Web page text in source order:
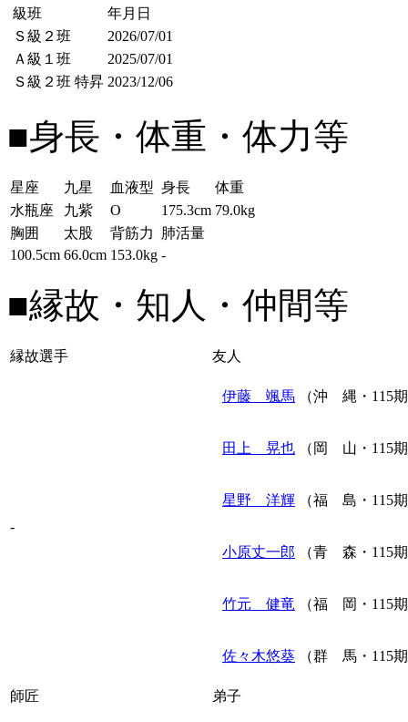
級班
年月日
Ｓ級２班
2026/07/01
Ａ級１班
2025/07/01
Ｓ級２班 特昇 2023/12/06
■身長・体重・体力等
星座 九星 血液型 身長
体重
水瓶座
九紫 O 175.3cm 79.0kg
胸囲
太股 背筋力
肺活量
100.5cm 66.0cm 153.0kg -
■縁故・知人・仲間等
縁故選手 友人
-
伊藤 颯馬 （沖 縄・115
田上 晃也 （岡 山・115
星野 洋輝 （福 島・115
小原丈一郎 （青 森・115
竹元 健竜 （福 岡・115
佐々木悠葵 （群 馬・115
師匠 弟子